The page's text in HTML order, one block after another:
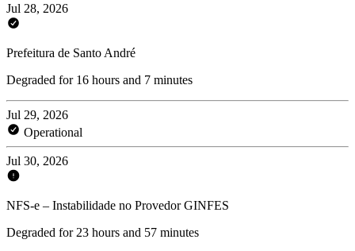
Jul 28, 2026
Prefeitura de Santo André
Degraded for 16 hours and 7 minutes
Jul 29, 2026
Operational
Jul 30, 2026
NFS-e – Instabilidade no Provedor GINFES
Degraded for 23 hours and 57 minutes